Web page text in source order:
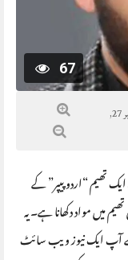
67
ستمبر 27,
ایک تھیم “اردو پیپر” کے
مواد دکھانا ہے۔ یہ
آپ ایک نیوز ویب سائٹ